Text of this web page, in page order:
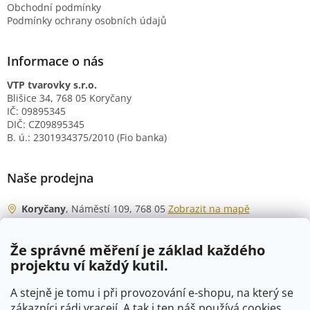
Že správné měření je základ každého
projektu ví každý kutil.
A stejně je tomu i při provozování e-shopu, na který se
Obchodní podmínky
Podmínky ochrany osobních údajů
Informace o nás
VTP tvarovky s.r.o.
Blišice 34, 768 05 Koryčany
IČ: 09895345
DIČ: CZ09895345
B. ú.: 2301934375/2010 (Fio banka)
Naše prodejna
Koryčany, Náměstí 109, 768 05 Zobrazit na mapě
Po - Čt
06:00 - 07:00
07:30 - 15:30
Pá
06:00 - 07:00
07:30 - 15:00